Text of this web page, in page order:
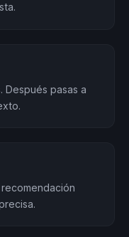
Después pasas a